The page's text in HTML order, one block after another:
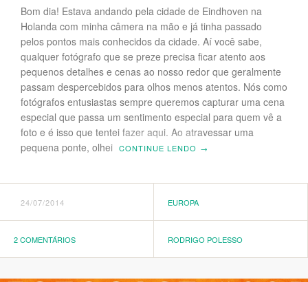
Bom dia! Estava andando pela cidade de Eindhoven na
Holanda com minha câmera na mão e já tinha passado
pelos pontos mais conhecidos da cidade. Aí você sabe,
qualquer fotógrafo que se preze precisa ficar atento aos
pequenos detalhes e cenas ao nosso redor que geralmente
passam despercebidos para olhos menos atentos. Nós como
fotógrafos entusiastas sempre queremos capturar uma cena
especial que passa um sentimento especial para quem vê a
foto e é isso que tentei fazer aqui. Ao atravessar uma
pequena ponte, olhei CONTINUE LENDO →
24/07/2014 EUROPA
2 COMENTÁRIOS RODRIGO POLESSO